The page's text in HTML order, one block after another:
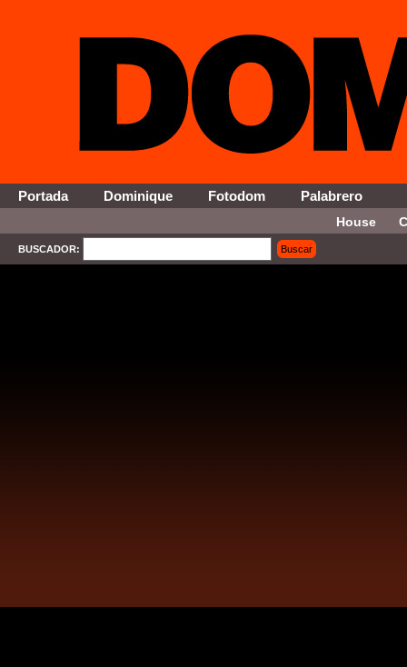
Portada Dominique Fotodom Palabrero
House
BUSCADOR:
Buscar